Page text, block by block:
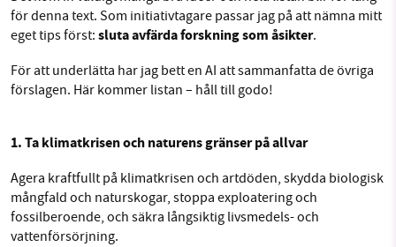
för denna text. Som initiativtagare passar jag på att nämna mitt
eget tips först: sluta avfärda forskning som åsikter.
För att underlätta har jag bett en AI att sammanfatta de övriga
förslagen. Här kommer listan – håll till godo!
1. Ta klimatkrisen och naturens gränser på allvar
Agera kraftfullt på klimatkrisen och artdöden, skydda biologisk
mångfald och naturskogar, stoppa exploatering och
fossilberoende, och säkra långsiktig livsmedels- och
vattenförsörjning.